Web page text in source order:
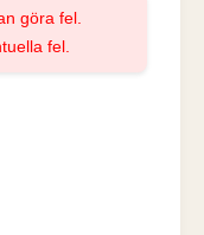
göra fel.
fel.